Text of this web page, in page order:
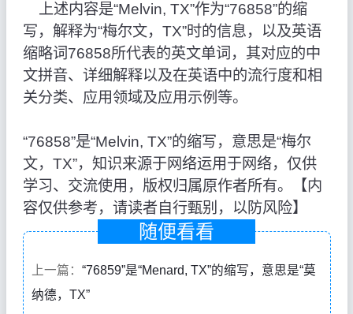
上述内容是“Melvin, TX”作为“76858”的缩
写，解释为“梅尔文，TX”时的信息，以及英语
缩略词76858所代表的英文单词，其对应的中
文拼音、详细解释以及在英语中的流行度和相
关分类、应用领域及应用示例等。
“76858”是“Melvin, TX”的缩写，意思是“梅尔
文，TX”，知识来源于网络运用于网络，仅供
学习、交流使用，版权归属原作者所有。【内
容仅供参考，请读者自行甄别，以防风险】
随便看看
上一篇： “76859”是“Menard, TX”的缩写，意思是“莫
纳德，TX”